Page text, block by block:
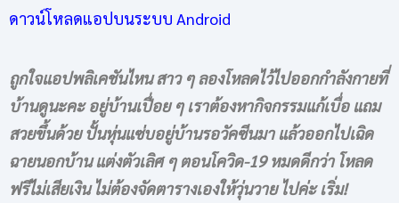
ดาวน์โหลดแอปบนระบบ Android
ถูกใจแอปพลิเคชันไหน สาว ๆ ลองโหลดไว้ไปออกกำลังกายที่
บ้านดูนะคะ อยู่บ้านเปื่อย ๆ เราต้องหากิจกรรมแก้เบื่อ แถม
สวยขึ้นด้วย ปั้นหุ่นแซ่บอยู่บ้านรอวัคซีนมา แล้วออกไปเฉิด
ฉายนอกบ้าน แต่งตัวเลิศ ๆ ตอนโควิด-19 หมดดีกว่า โหลด
ฟรีไม่เสียเงิน ไม่ต้องจัดตารางเองให้วุ่นวาย ไปค่ะ เริ่ม!